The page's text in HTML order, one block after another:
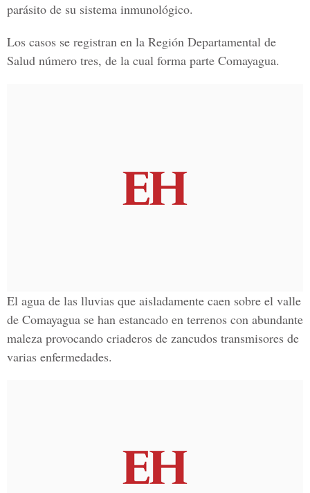
parásito de su sistema inmunológico.
Los casos se registran en la Región Departamental de
Salud número tres, de la cual forma parte Comayagua.
El agua de las lluvias que aisladamente caen sobre el valle
de Comayagua se han estancado en terrenos con abundante
maleza provocando criaderos de zancudos transmisores de
varias enfermedades.